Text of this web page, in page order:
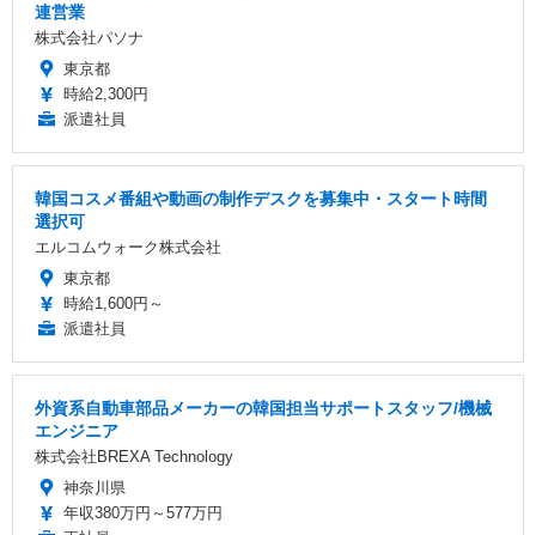
連営業
株式会社パソナ
東京都
時給2,300円
派遣社員
韓国コスメ番組や動画の制作デスクを募集中・スタート時間
選択可
エルコムウォーク株式会社
東京都
時給1,600円～
派遣社員
外資系自動車部品メーカーの韓国担当サポートスタッフ/機械
エンジニア
株式会社BREXA Technology
神奈川県
年収380万円～577万円